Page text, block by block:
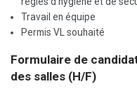
Travail en équipe
Permis VL souhaité
Formulaire de
des salles (H/F)